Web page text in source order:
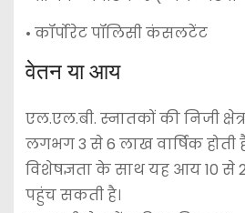
• कॉर्पोरेट पॉलिसी कंसलटेंट
वेतन या आय
एल.एल.बी. स्नातकों की निजी
लगभग 3 से 6 लाख वार्षिक
विशेषज्ञता के साथ यह आय 10 से
पहुंच सकती है।